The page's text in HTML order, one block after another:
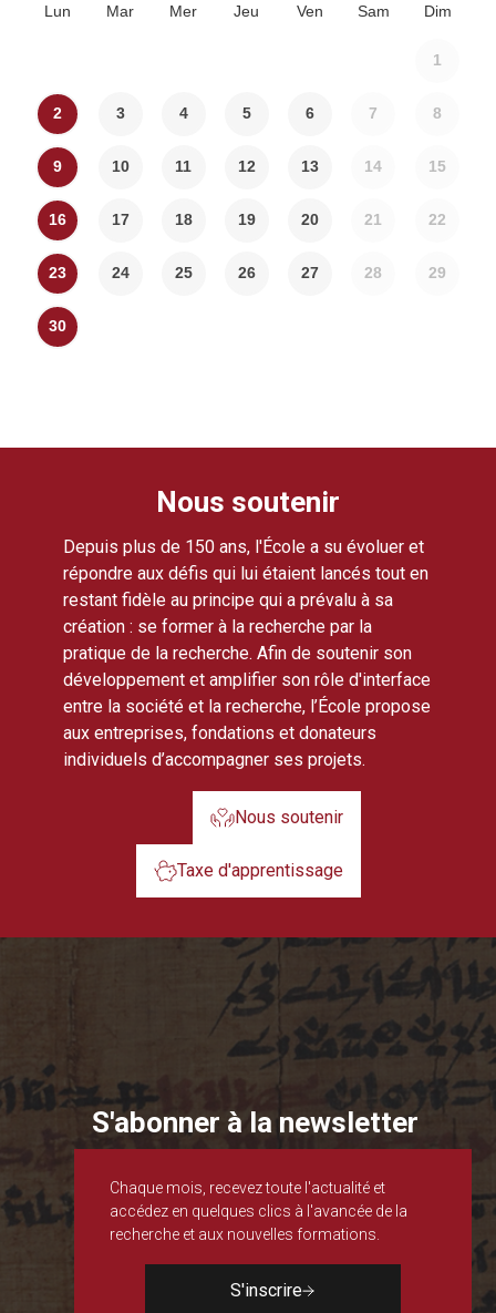
Lun Mar Mer Jeu Ven Sam Dim
1
2 3 4 5 6 7 8
9 10 11 12 13 14 15
16 17 18 19 20 21 22
23 24 25 26 27 28 29
30
Nous soutenir
Depuis plus de 150 ans, l'École a su évoluer et
répondre aux défis qui lui étaient lancés tout en
restant fidèle au principe qui a prévalu à sa
création : se former à la recherche par la
pratique de la recherche. Afin de soutenir son
développement et amplifier son rôle d'interface
entre la société et la recherche, l’École propose
aux entreprises, fondations et donateurs
individuels d’accompagner ses projets.
Nous soutenir
Taxe d'apprentissage
S'abonner à la newsletter
Chaque mois, recevez toute l'actualité et
accédez en quelques clics à l'avancée de la
recherche et aux nouvelles formations.
S'inscrire